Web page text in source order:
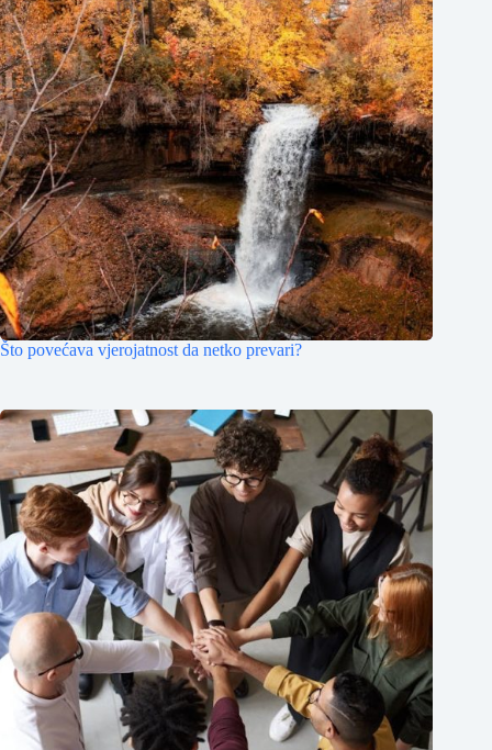
Što povećava vjerojatnost da netko prevari?